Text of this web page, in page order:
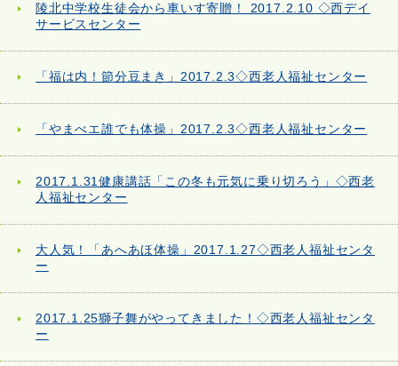
陵北中学校生徒会から車いす寄贈！ 2017.2.10 ◇西デイ
サービスセンター
「福は内！節分豆まき」2017.2.3◇西老人福祉センター
「やまべエ誰でも体操」2017.2.3◇西老人福祉センター
2017.1.31健康講話「この冬も元気に乗り切ろう」◇西老
人福祉センター
大人気！「あへあほ体操」2017.1.27◇西老人福祉センタ
ー
2017.1.25獅子舞がやってきました！◇西老人福祉センタ
ー